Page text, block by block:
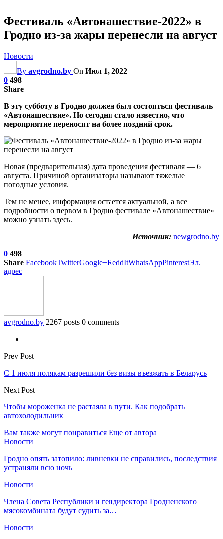
Фестиваль «Автонашествие-2022» в
Гродно из-за жары перенесли на август
Новости
By avgrodno.by On Июл 1, 2022
0 498
Share
В эту субботу в Гродно должен был состояться фестиваль
«Автонашествие». Но сегодня стало известно, что
мероприятие переносят на более поздний срок.
Новая (предварительная) дата проведения фестиваля — 6
августа. Причиной организаторы называют тяжелые
погодные условия.
Тем не менее, информация остается актуальной, а все
подробности о первом в Гродно фестивале «Автонашествие»
можно узнать здесь.
Источник: newgrodno.by
0 498
Share FacebookTwitterGoogle+ReddItWhatsAppPinterestЭл.
адрес
avgrodno.by 2267 posts 0 comments
Prev Post
С 1 июля полякам разрешили без визы въезжать в Беларусь
Next Post
Чтобы мороженка не растаяла в пути. Как подобрать
автохолодильник
Вам также могут понравиться Еще от автора
Новости
Гродно опять затопило: ливневки не справились, последствия
устраняли всю ночь
Новости
Члена Совета Республики и гендиректора Гродненского
мясокомбината будут судить за…
Новости